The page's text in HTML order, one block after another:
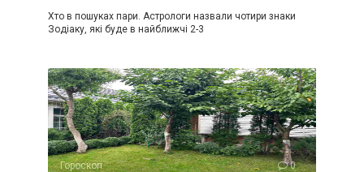
Хто в пошуках пари. Астрологи назвали чотири знаки
Зодіаку, які буде в найближчі 2-3
Гороскоп 0